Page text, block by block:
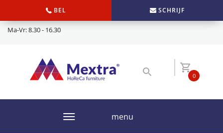
BEL SCHRIJF
Ma-Vr: 8.30 - 16.30
0
menu